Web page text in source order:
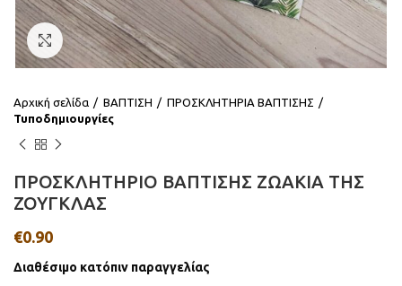
Click to enlarge
Αρχική σελίδα ΒΑΠΤΙΣΗ
ΠΡΟΣΚΛΗΤΗΡΙΑ ΒΑΠΤΙΣΗΣ
Τυποδημιουργίες
ΠΡΟΣΚΛΗΤΗΡΙΟ ΒΑΠΤΙΣΗΣ ΖΩΑΚΙΑ ΤΗΣ
ΖΟΥΓΚΛΑΣ
€0.90
Διαθέσιμο κατόπιν παραγγελίας